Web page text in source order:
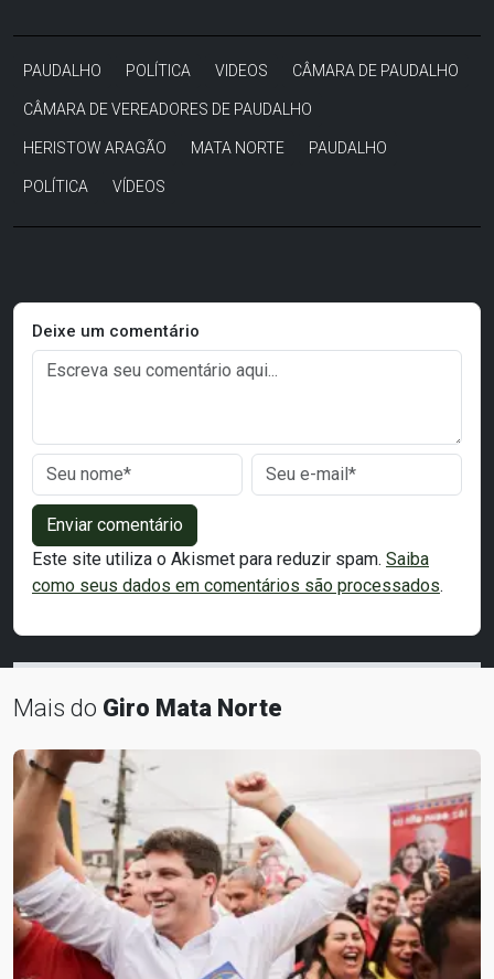
PAUDALHO POLÍTICA VIDEOS CÂMARA DE PAUDALHO
CÂMARA DE VEREADORES DE PAUDALHO
HERISTOW ARAGÃO MATA NORTE PAUDALHO
POLÍTICA VÍDEOS
Deixe um comentário
Enviar comentário
Este site utiliza o Akismet para reduzir spam. Saiba
como seus dados em comentários são processados.
Mais do Giro Mata Norte